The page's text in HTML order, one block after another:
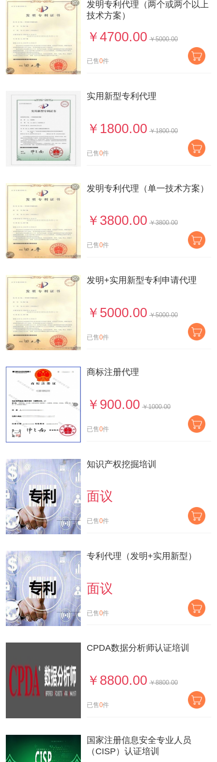
发明专利代理（两个或两个以上
技术方案）
￥4700.00 ￥5000.00
已售0件
实用新型专利代理
￥1800.00 ￥1800.00
已售0件
发明专利代理（单一技术方案）
￥3800.00 ￥3800.00
已售0件
发明+实用新型专利申请代理
￥5000.00 ￥5000.00
已售0件
商标注册代理
￥900.00 ￥1000.00
已售0件
知识产权挖掘培训
面议
已售0件
专利代理（发明+实用新型）
面议
已售0件
CPDA数据分析师认证培训
￥8800.00 ￥8800.00
已售0件
国家注册信息安全专业人员
（CISP）认证培训